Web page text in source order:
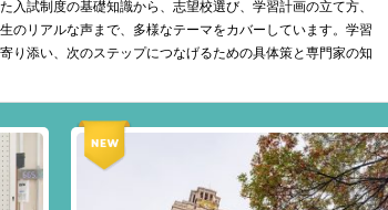
入試制度の基礎知識から、志望校選び、学習計画の立て方、
のリアルな声まで、多様なテーマをカバーしています。学習
り添い、次のステップにつなげるための具体策と専門家の知